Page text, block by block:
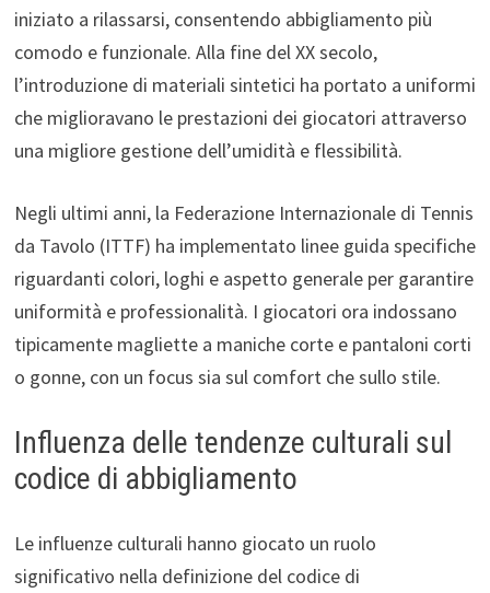
iniziato a rilassarsi, consentendo abbigliamento più
comodo e funzionale. Alla fine del XX secolo,
l’introduzione di materiali sintetici ha portato a uniformi
che miglioravano le prestazioni dei giocatori attraverso
una migliore gestione dell’umidità e flessibilità.
Negli ultimi anni, la Federazione Internazionale di Tennis
da Tavolo (ITTF) ha implementato linee guida specifiche
riguardanti colori, loghi e aspetto generale per garantire
uniformità e professionalità. I giocatori ora indossano
tipicamente magliette a maniche corte e pantaloni corti
o gonne, con un focus sia sul comfort che sullo stile.
Influenza delle tendenze culturali sul
codice di abbigliamento
Le influenze culturali hanno giocato un ruolo
significativo nella definizione del codice di